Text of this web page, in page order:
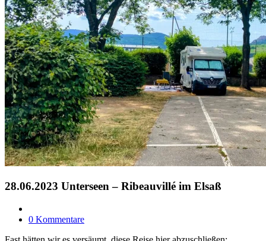
28.06.2023 Unterseen – Ribeauvillé im Elsaß
0 Kommentare